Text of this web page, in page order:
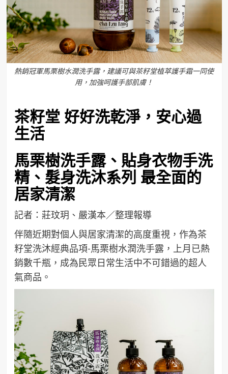
熱銷冠軍馬栗樹水潤洗手露，建議可與茶籽堂植萃護手霜一同使
用，加強呵護手部肌膚！
茶籽堂 好好洗乾淨， 安心過
生活
馬栗樹洗手露、貼身衣物手洗
精、髮身洗沐系列 最全面的
居家清潔
記者：莊玟玥、嚴漢本／整理報導
伴隨近期對個人與居家清潔的高度重視，作為茶
籽堂洗沐經典品項-馬栗樹水潤洗手露，上月已熱
銷數千瓶，成為民眾日常生活中不可錯過的超人
氣商品。